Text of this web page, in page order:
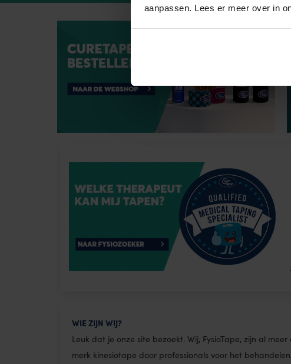
aanpassen. Lees er meer over in
WIE ZIJN WIJ?
Leuk dat je onze site bezoekt. Wij, FysioTape, zijn al
merk kinesiotape door professionals voor het